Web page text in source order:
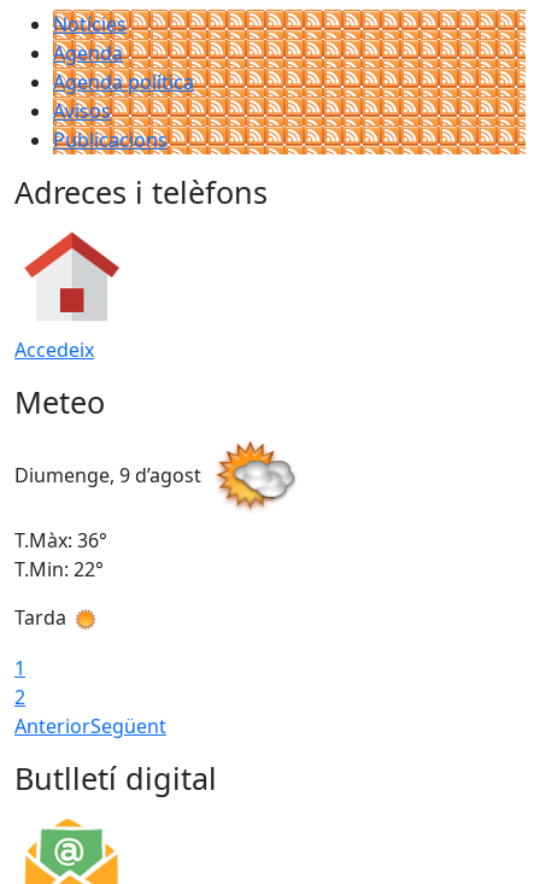
Notícies
Agenda
Agenda política
Avisos
Publicacions
Adreces i telèfons
Accedeix
Meteo
Diumenge, 9 d’agost
T.Màx: 36°
T.Min: 22°
Tarda
1
2
AnteriorSegüent
Butlletí digital